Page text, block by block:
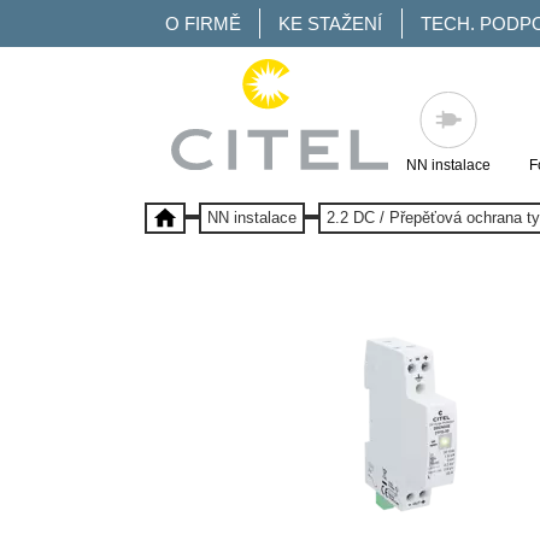
O FIRMĚ KE STAŽENÍ TECH.
NN instalace
NN instalace 2.2 DC / Přepěťová ochrana